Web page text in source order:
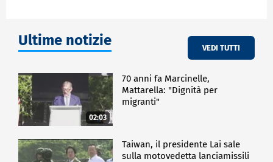
Ultime notizie VEDI TUTTI
02:03
70 anni fa Marcinelle,
Mattarella: "Dignità per
migranti"
Taiwan, il presidente Lai sale
sulla motovedetta lanciamissili